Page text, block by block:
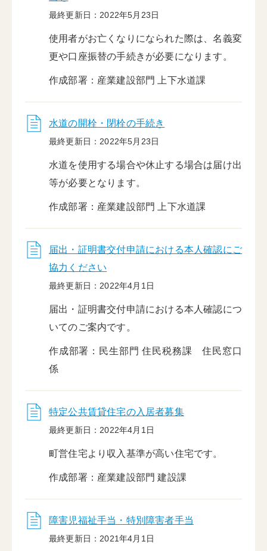
最終更新日：2022年5月23日
使用者がお亡くなりになられた際は、名義変
更や口座振替の手続きが必要になります。
作成部署：産業建設部門 上下水道課
水道の開栓・閉栓の手続き
最終更新日：2022年5月23日
水道を使用する場合や休止する場合は届け出
等が必要となります。
作成部署：産業建設部門 上下水道課
届出・証明書交付申請における本人確認にご
協力ください
最終更新日：2022年4月1日
届出・証明書交付申請における本人確認につ
いてのご案内です。
作成部署：民生部門 住民税務課 住民窓口
係
特定公共賃貸住宅の入居者募集
最終更新日：2022年4月1日
町営住宅より収入基準が高い住宅です。
作成部署：産業建設部門 建設課
障害児福祉手当・特別障害者手当
最終更新日：2021年4月1日